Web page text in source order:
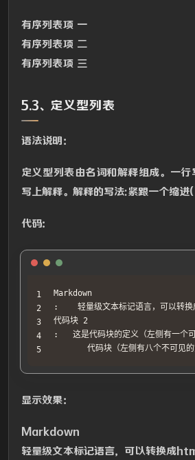
有序列表项 一
有序列表项 二
有序列表项 三
5.3、定义型列表
语法说明：
定义型列表由名词和解释组成。一行
写上解释。解释的写法:紧跟一个缩
代码：
Markdown
:    轻量级文本标记语言，可以转换
代码块 2
:   这是代码块的定义（左侧有一个
代码块（左侧有八个不可见的
显示效果：
Markdown
轻量级文本标记语言，可以转换成